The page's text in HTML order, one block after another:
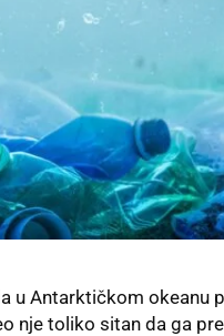
u Antarktičkom okeanu
nje toliko sitan da ga